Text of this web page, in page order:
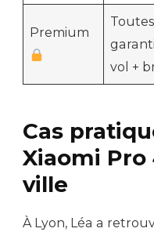
Premium
Toutes
vol +
Cas
Xiaomi
ville
À Lyon, Léa a